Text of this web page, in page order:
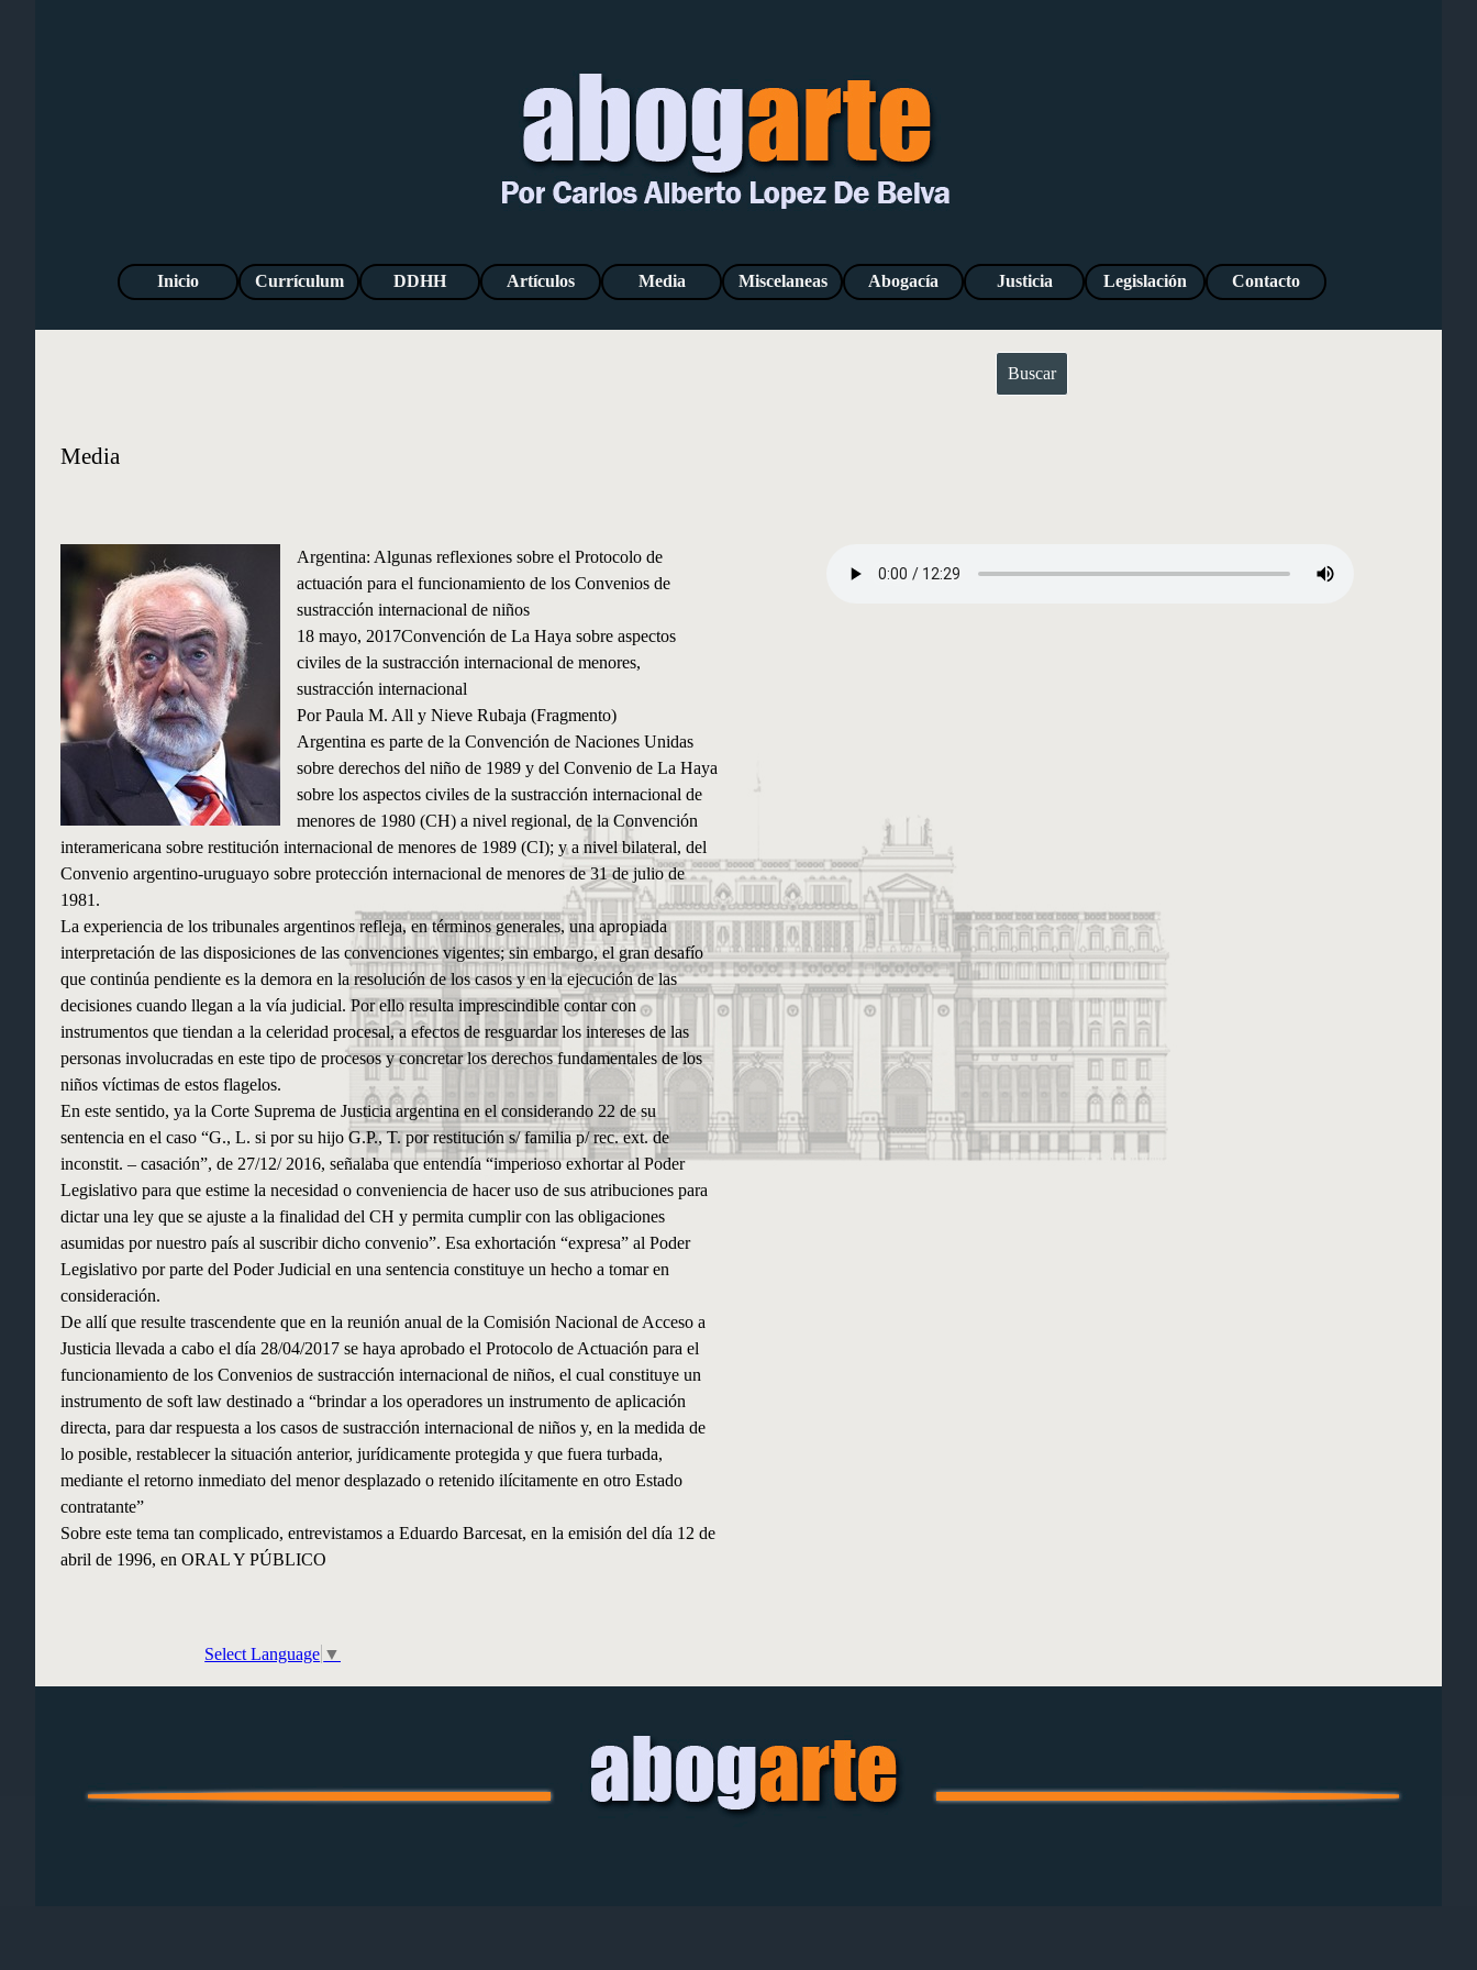
Saltar menú
Inicio Currículum DDHH Artículos Media Miscelaneas Abogacía Justicia Legislación Contacto
Buscar
Media
Argentina: Algunas reflexiones sobre el Protocolo de
actuación para el funcionamiento de los Convenios de
sustracción internacional de niños
18 mayo, 2017Convención de La Haya sobre aspectos
civiles de la sustracción internacional de menores,
sustracción internacional
Por Paula M. All y Nieve Rubaja (Fragmento)
Argentina es parte de la Convención de Naciones Unidas
sobre derechos del niño de 1989 y del Convenio de La Haya
sobre los aspectos civiles de la sustracción internacional de
menores de 1980 (CH) a nivel regional, de la Convención
interamericana sobre restitución internacional de menores de 1989 (CI); y a nivel bilateral, del
Convenio argentino-uruguayo sobre protección internacional de menores de 31 de julio de
1981.
La experiencia de los tribunales argentinos refleja, en términos generales, una apropiada
interpretación de las disposiciones de las convenciones vigentes; sin embargo, el gran desafío
que continúa pendiente es la demora en la resolución de los casos y en la ejecución de las
decisiones cuando llegan a la vía judicial. Por ello resulta imprescindible contar con
instrumentos que tiendan a la celeridad procesal, a efectos de resguardar los intereses de las
personas involucradas en este tipo de procesos y concretar los derechos fundamentales de los
niños víctimas de estos flagelos.
En este sentido, ya la Corte Suprema de Justicia argentina en el considerando 22 de su
sentencia en el caso “G., L. si por su hijo G.P., T. por restitución s/ familia p/ rec. ext. de
inconstit. – casación”, de 27/12/ 2016, señalaba que entendía “imperioso exhortar al Poder
Legislativo para que estime la necesidad o conveniencia de hacer uso de sus atribuciones para
dictar una ley que se ajuste a la finalidad del CH y permita cumplir con las obligaciones
asumidas por nuestro país al suscribir dicho convenio”. Esa exhortación “expresa” al Poder
Legislativo por parte del Poder Judicial en una sentencia constituye un hecho a tomar en
consideración.
De allí que resulte trascendente que en la reunión anual de la Comisión Nacional de Acceso a
Justicia llevada a cabo el día 28/04/2017 se haya aprobado el Protocolo de Actuación para el
funcionamiento de los Convenios de sustracción internacional de niños, el cual constituye un
instrumento de soft law destinado a “brindar a los operadores un instrumento de aplicación
directa, para dar respuesta a los casos de sustracción internacional de niños y, en la medida de
lo posible, restablecer la situación anterior, jurídicamente protegida y que fuera turbada,
mediante el retorno inmediato del menor desplazado o retenido ilícitamente en otro Estado
contratante”
Sobre este tema tan complicado, entrevistamos a Eduardo Barcesat, en la emisión del día 12 de
abril de 1996, en ORAL Y PÚBLICO
Select Language ▼